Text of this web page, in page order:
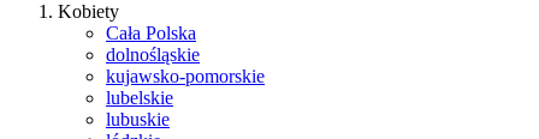
Kobiety
Cała Polska
dolnośląskie
kujawsko-pomorskie
lubelskie
lubuskie